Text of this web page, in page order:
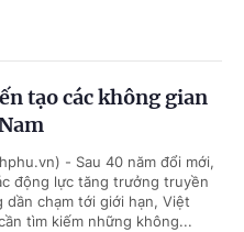
tạo các không gian
- Sau 40 năm đổi mới,
động lực tăng trưởng truyền
dần chạm tới giới hạn, Việt
tìm kiếm những không...